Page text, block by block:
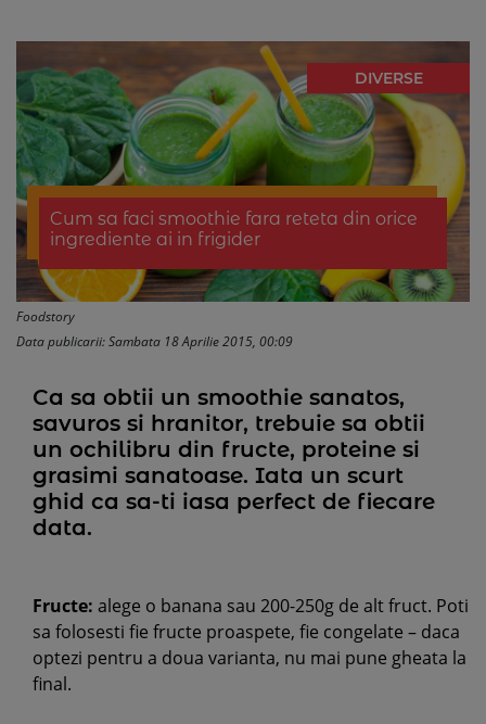
DIVERSE
Cum sa faci smoothie fara reteta din orice
ingrediente ai in frigider
Foodstory
Data publicarii: Sambata 18 Aprilie 2015, 00:09
Ca sa obtii un smoothie sanatos,
savuros si hranitor, trebuie sa obtii
un ochilibru din fructe, proteine si
grasimi sanatoase. Iata un scurt
ghid ca sa-ti iasa perfect de fiecare
data.
Fructe: alege o banana sau 200-250g de alt fruct. Poti
sa folosesti fie fructe proaspete, fie congelate – daca
optezi pentru a doua varianta, nu mai pune gheata la
final.